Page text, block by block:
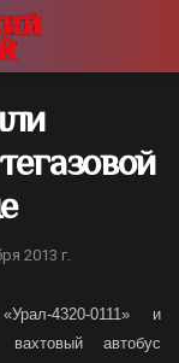
2013 г.
4320-0111» и
автобус